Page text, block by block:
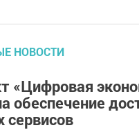
НОВОСТИ
«Цифровая
обеспечение